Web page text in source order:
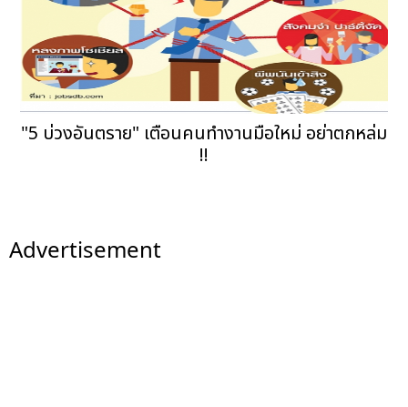
"5 บ่วงอันตราย" เตือนคนทำงานมือใหม่ อย่าตกหล่ม
!!
Advertisement